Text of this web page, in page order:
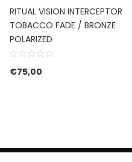
RITUAL VISION INTERCEPTOR
TOBACCO FADE / BRONZE
POLARIZED
€75,00